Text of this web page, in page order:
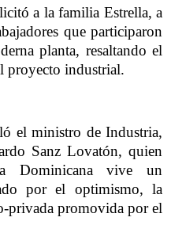
a la familia Estrella, a
que participaron
planta, resaltando el
proyecto industrial.
el ministro de Industria,
Sanz Lovatón, quien
Dominicana vive un
por el optimismo, la
privada promovida por el